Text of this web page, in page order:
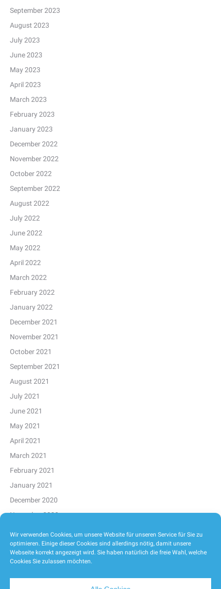
Wir verwenden Cookies, um unsere Website für unseren Service für Sie zu
optimieren. Einige dieser Cookies sind allerdings nötig, damit unsere
Webseite korrekt angezeigt wird. Sie haben natürlich die freie Wahl, welche
Cookies Sie zulassen möchten.
September 2023
August 2023
July 2023
June 2023
May 2023
April 2023
March 2023
February 2023
January 2023
December 2022
November 2022
October 2022
September 2022
August 2022
July 2022
June 2022
May 2022
April 2022
March 2022
February 2022
January 2022
December 2021
November 2021
October 2021
September 2021
August 2021
July 2021
June 2021
May 2021
April 2021
March 2021
February 2021
January 2021
December 2020
November 2020
September 2020
August 2020